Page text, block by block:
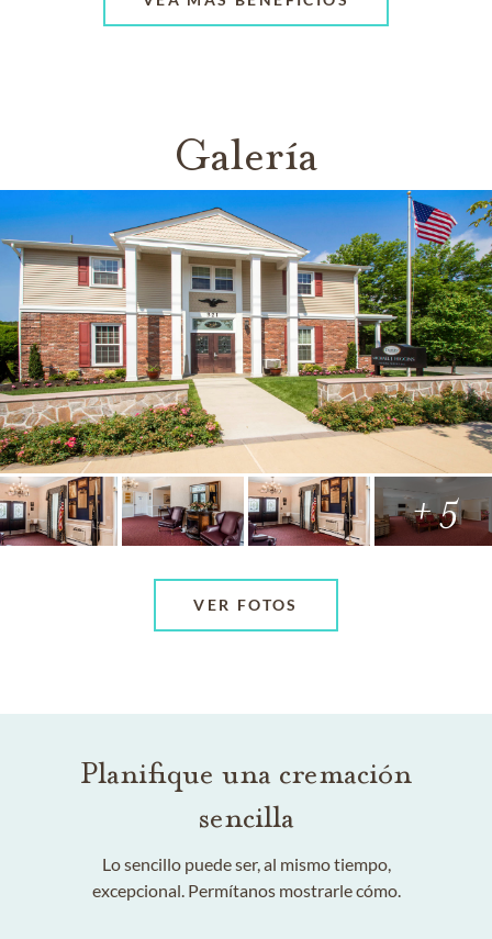
Galería
+ 5
VER FOTOS
Planifique una cremación
sencilla
Lo sencillo puede ser, al mismo tiempo,
excepcional. Permítanos mostrarle cómo.